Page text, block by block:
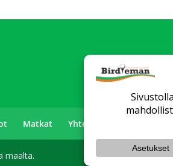
Matkat Yhteystiedot
maalta.